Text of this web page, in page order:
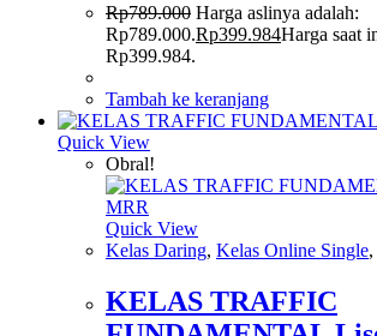
Rp789.000 Harga aslinya adalah:
Rp789.000.Rp399.984Harga saat
Rp399.984.
Tambah ke keranjang
Quick View
Obral!
Quick View
Kelas Daring, Kelas Online Single,
KELAS TRAFFIC